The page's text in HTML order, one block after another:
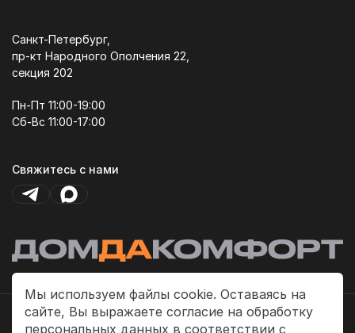
Мы используем файлы cookie. Оставаясь на
сайте, Вы выражаете согласие на обработку
персональных данных в соответствии с
Санкт-Петербург,
пр-кт Народного Ополчения 22,
секция 202
Пн-Пт 11:00-19:00
Сб-Вс 11:00-17:00
Свяжитесь с нами
Политика платежей